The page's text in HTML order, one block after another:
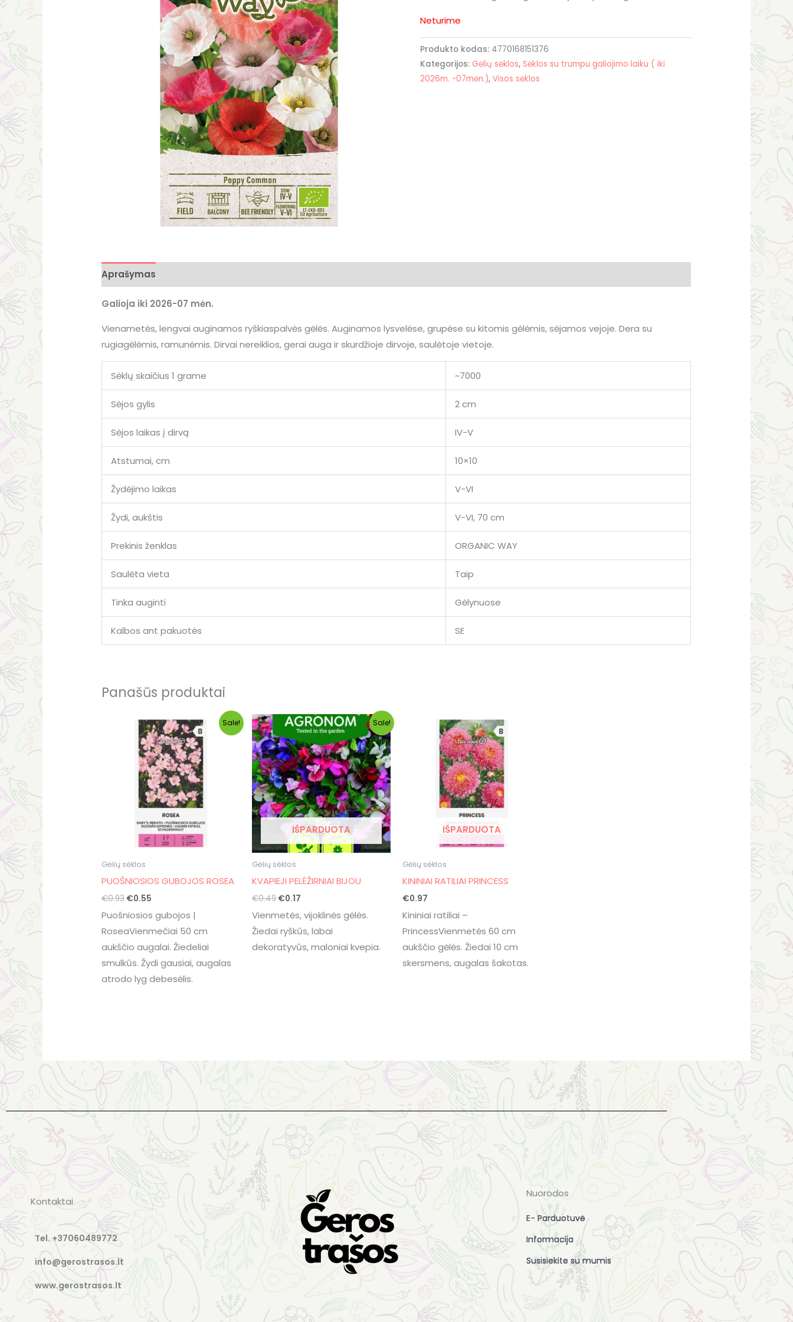
Neturime
Produkto kodas: 4770168151376
Kategorijos: Gėlių sėklos, Sėklos su trumpu galiojimo laiku ( iki
2026m. -07mėn.), Visos sėklos
Aprašymas
Galioja iki 2026-07 mėn.
Vienametės, lengvai auginamos ryškiaspalvės gėlės. Auginamos lysvelėse, grupėse su kitomis gėlėmis, sėjamos vejoje. Dera su
rugiagėlėmis, ramunėmis. Dirvai nereiklios, gerai auga ir skurdžioje dirvoje, saulėtoje vietoje.
Sėklų skaičius 1 grame ~7000
Sėjos gylis 2 cm
Sėjos laikas į dirvą IV-V
Atstumai, cm 10×10
Žydėjimo laikas V-VI
Žydi, aukštis V-VI, 70 cm
Prekinis ženklas ORGANIC WAY
Saulėta vieta Taip
Tinka auginti Gėlynuose
Kalbos ant pakuotės SE
Panašūs produktai
Sale!
Gėlių sėklos
PUOŠNIOSIOS GUBOJOS ROSEA
€0.93
Original
price
was:
€0.93.
€0.55
Current
price
is:
€0.55.
Puošniosios gubojos |
RoseaVienmečiai 50 cm
aukščio augalai. Žiedeliai
smulkūs. Žydi gausiai, augalas
atrodo lyg debesėlis.
Sale!
IŠPARDUOTA
Gėlių sėklos
KVAPIEJI PELĖŽIRNIAI BIJOU
€0.49
Original
price
was:
€0.49.
€0.17
Current
price
€0.17.
Vienmetės, vijoklinės gėlės.
Žiedai ryškūs, labai
dekoratyvūs, maloniai kvepia.
IŠPARDUOTA
Gėlių sėklos
KININIAI RATILIAI PRINCESS
€0.97
Kininiai ratiliai –
PrincessVienmetės 60 cm
aukščio gėlės. Žiedai 10 cm
skersmens, augalas šakotas.
Kontaktai
Tel. +37060489772
info@gerostrasos.lt
www.gerostrasos.lt
Nuorodos
E- Parduotuvė
Informacija
Susisiekite su mumis